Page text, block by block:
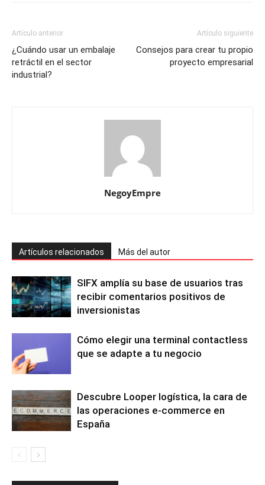
Artículo anterior
¿Cuándo usar un embalaje
retráctil en el sector
industrial?
Artículo siguiente
Consejos para crear tu propio
proyecto empresarial
NegoyEmpre
Artículos relacionados Más del autor
SIFX amplía su base de usuarios tras
recibir comentarios positivos de
inversionistas
Cómo elegir una terminal contactless
que se adapte a tu negocio
Descubre Looper logística, la cara de
las operaciones e-commerce en
España